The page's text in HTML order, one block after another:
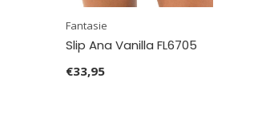
Fantasie
Slip Ana Vanilla FL6705
€33,95